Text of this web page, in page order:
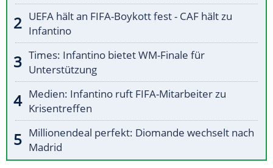
UEFA hält an FIFA-Boykott fest - CAF hält zu
Infantino
Times: Infantino bietet WM-Finale für
Unterstützung
Medien: Infantino ruft FIFA-Mitarbeiter zu
Krisentreffen
Millionendeal perfekt: Diomande wechselt nach
Madrid